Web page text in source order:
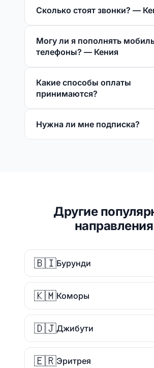
Сколько стоят звонки? —
Могу ли я пополнять
телефоны? — Кения
Какие способы оплаты
принимаются?
Нужна ли мне подписка?
Другие
направления
🇧🇮Бурунди
🇰🇲Коморы
🇩🇯Джибути
🇪🇷Эритрея